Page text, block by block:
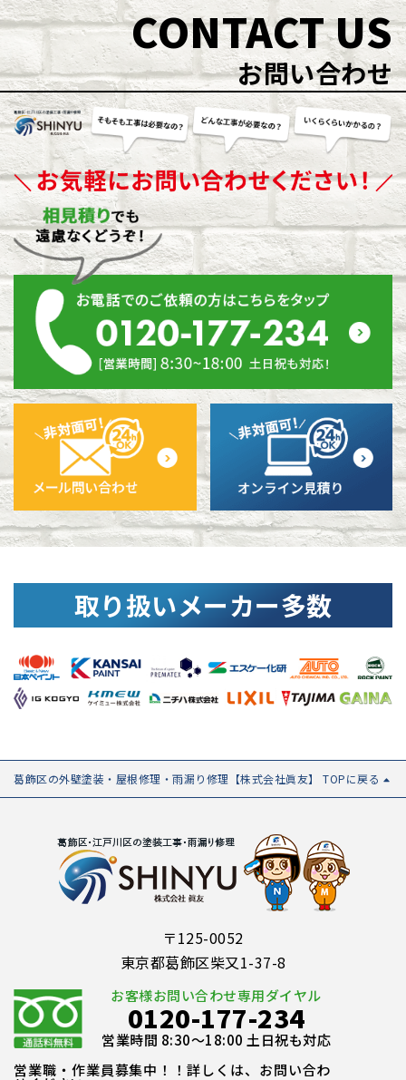
CONTACT US
お問い合わせ
取り扱いメーカー多数
葛飾区の外壁塗装・屋根修理・雨漏り修理【株式会社眞友】 TOPに戻る
〒125-0052
東京都葛飾区柴又1-37-8
お客様お問い合わせ専用ダイヤル
0120-177-234
営業時間 8:30～18:00 土日祝も対応
営業職・作業員募集中！！詳しくは、お問い合わ